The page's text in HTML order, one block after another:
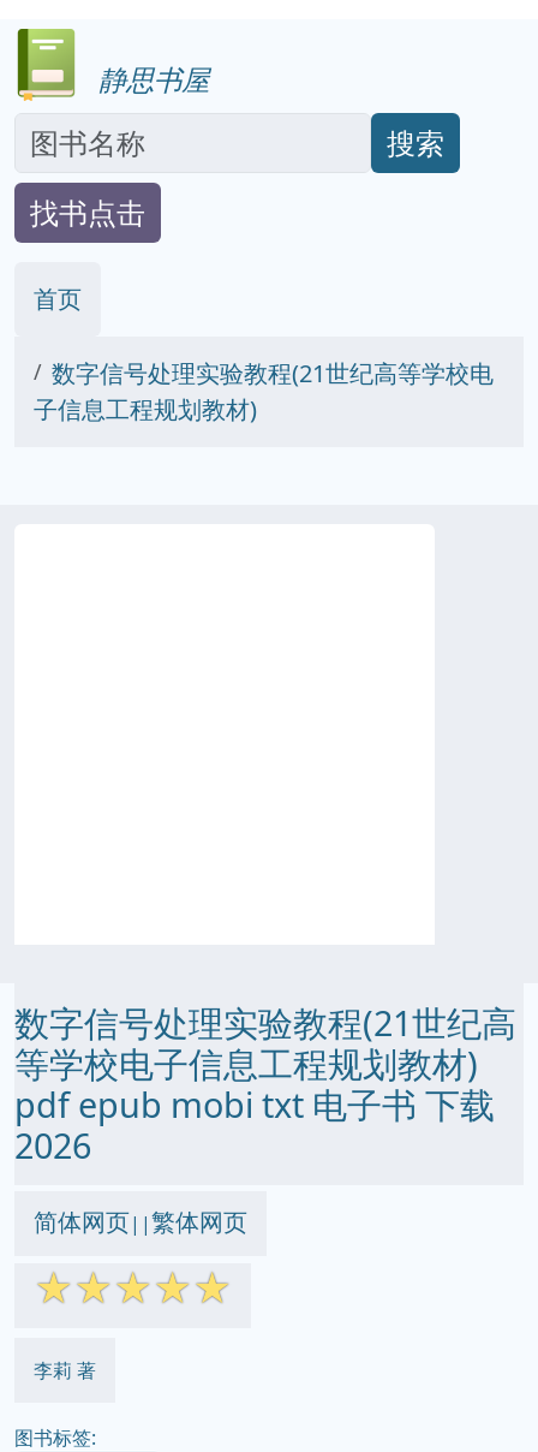
静思书屋
搜索
找书点击
首页
数字信号处理实验教程(21世纪高等学校电
子信息工程规划教材)
数字信号处理实验教程(21世纪高
等学校电子信息工程规划教材)
pdf epub mobi txt 电子书 下载
2026
简体网页||繁体网页
☆☆☆☆☆
李莉 著
图书标签: